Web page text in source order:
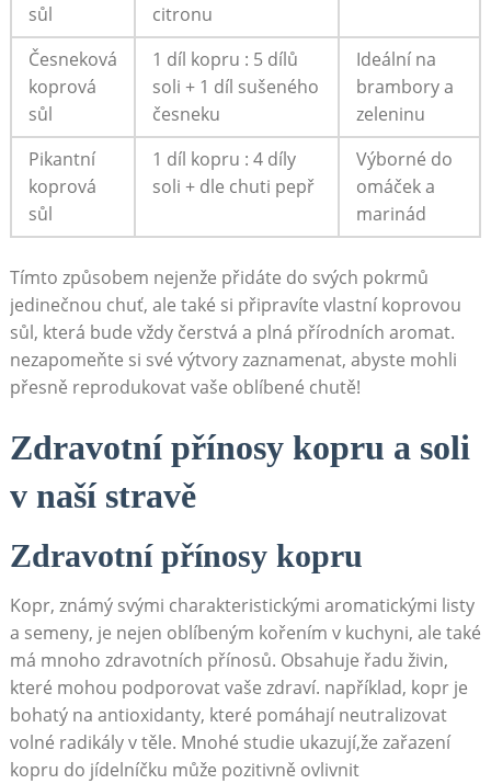
sůl
citronu
Česneková
koprová
sůl
1 díl kopru : 5 ‌dílů
soli +⁤ 1 díl⁤ sušeného
česneku
Ideální na
brambory a
zeleninu
Pikantní
⁢koprová
sůl
1 díl kopru ‍: 4⁣ díly
soli + dle chuti ⁢pepř
Výborné do
omáček a
marinád
Tímto způsobem nejenže⁢ přidáte do⁤ svých pokrmů
jedinečnou chuť, ale ‌také si připravíte vlastní koprovou
sůl,⁢ která bude vždy čerstvá a plná přírodních aromat.
‍nezapomeňte⁣ si své výtvory zaznamenat,‌ abyste mohli⁤
přesně reprodukovat‌ vaše oblíbené chutě!
Zdravotní přínosy kopru ⁤a⁤ soli
v ‌naší stravě
Zdravotní přínosy kopru
Kopr, ⁤známý svými​ charakteristickými aromatickými listy
a semeny, je nejen oblíbeným kořením v ⁣kuchyni, ale také
má mnoho zdravotních přínosů. Obsahuje⁣ řadu živin,​
které mohou podporovat ⁣vaše ‍zdraví. například, kopr je⁢
bohatý⁣ na⁢ antioxidanty, které pomáhají⁢ neutralizovat ​
volné ⁣radikály⁤ v těle. Mnohé studie ukazují,že zařazení
kopru do ⁤jídelníčku může pozitivně ovlivnit